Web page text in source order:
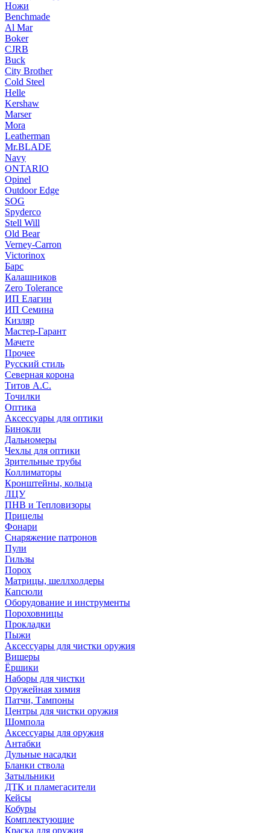
Ножи
Benchmade
Al Mar
Boker
CJRB
Buck
City Brother
Cold Steel
Helle
Kershaw
Marser
Mora
Leatherman
Mr.BLADE
Navy
ONTARIO
Opinel
Outdoor Edge
SOG
Spyderco
Stell Will
Old Bear
Verney-Carron
Victorinox
Барс
Калашников
Zero Tolerance
ИП Елагин
ИП Семина
Кизляр
Мастер-Гарант
Мачете
Прочее
Русский стиль
Северная корона
Титов А.С.
Точилки
Оптика
Аксессуары для оптики
Бинокли
Дальномеры
Чехлы для оптики
Зрительные трубы
Коллиматоры
Кронштейны, кольца
ЛЦУ
ПНВ и Тепловизоры
Прицелы
Фонари
Снаряжение патронов
Пули
Гильзы
Порох
Матрицы, шеллхолдеры
Капсюли
Оборудование и инструменты
Пороховницы
Прокладки
Пыжи
Аксессуары для чистки оружия
Вишеры
Ёршики
Наборы для чистки
Оружейная химия
Патчи, Тампоны
Центры для чистки оружия
Шомпола
Аксессуары для оружия
Антабки
Дульные насадки
Бланки ствола
Затыльники
ДТК и пламегасители
Кейсы
Кобуры
Комплектующие
Краска для оружия